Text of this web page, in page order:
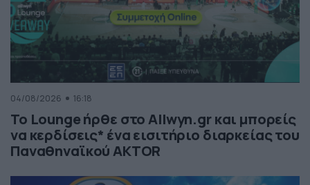
04/08/2026 16:18
Το Lounge ήρθε στο Allwyn.gr και μπορείς
να κερδίσεις* ένα εισιτήριο διαρκείας του
Παναθηναϊκού AKTOR